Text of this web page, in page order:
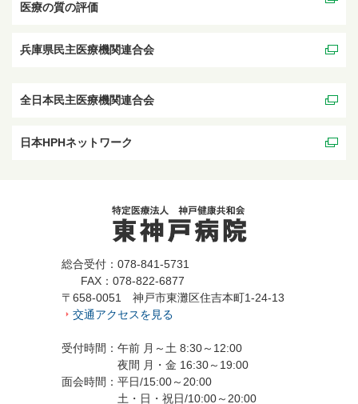
医療の質の評価
兵庫県民主医療機関連合会
全日本民主医療機関連合会
日本HPHネットワーク
総合受付：078-841-5731
FAX：078-822-6877
〒658-0051 神戸市東灘区住吉本町1-24-13
交通アクセスを見る
受付時間：午前 月～土 8:30～12:00
夜間 月・金 16:30～19:00
面会時間：平日/15:00～20:00
土・日・祝日/10:00～20:00